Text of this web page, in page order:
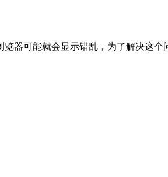
器可能就会显示错乱，为了解决这个